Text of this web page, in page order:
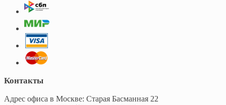
Контакты
Адрес офиса в Москве: Старая Басманная 22